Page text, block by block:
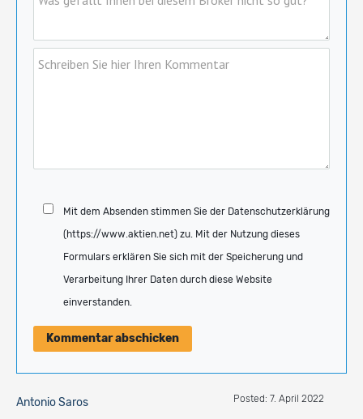
Mit dem Absenden stimmen Sie der Datenschutzerklärung
(https://www.aktien.net) zu. Mit der Nutzung dieses
Formulars erklären Sie sich mit der Speicherung und
Verarbeitung Ihrer Daten durch diese Website
einverstanden.
Antonio Saros Posted: 7. April 2022